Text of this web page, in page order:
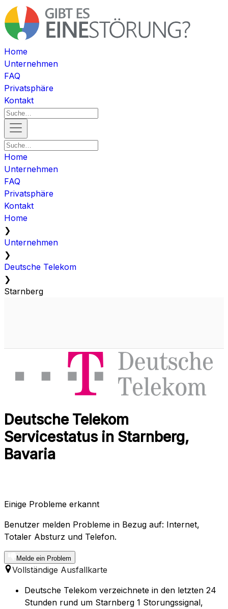
Home
Unternehmen
FAQ
Privatsphäre
Kontakt
Home
Unternehmen
FAQ
Privatsphäre
Kontakt
Home
❯
Unternehmen
❯
Deutsche Telekom
❯
Starnberg
Deutsche Telekom
Servicestatus in Starnberg,
Bavaria
Einige Probleme erkannt
Benutzer melden Probleme in Bezug auf: Internet,
Totaler Absturz und Telefon.
Melde ein Problem
Vollständige Ausfallkarte
Deutsche Telekom verzeichnete in den letzten 24
Stunden rund um Starnberg 1 Storungssignal,